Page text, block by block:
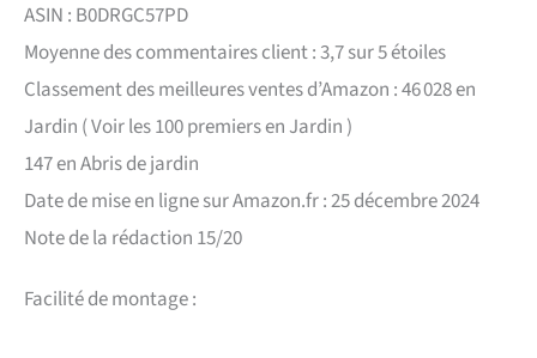
ASIN : B0DRGC57PD
Moyenne des commentaires client : 3,7 sur 5 étoiles
Classement des meilleures ventes d’Amazon : 46 028 en
Jardin ( Voir les 100 premiers en Jardin )
147 en Abris de jardin
Date de mise en ligne sur Amazon.fr : 25 décembre 2024
Note de la rédaction 15/20
Facilité de montage :